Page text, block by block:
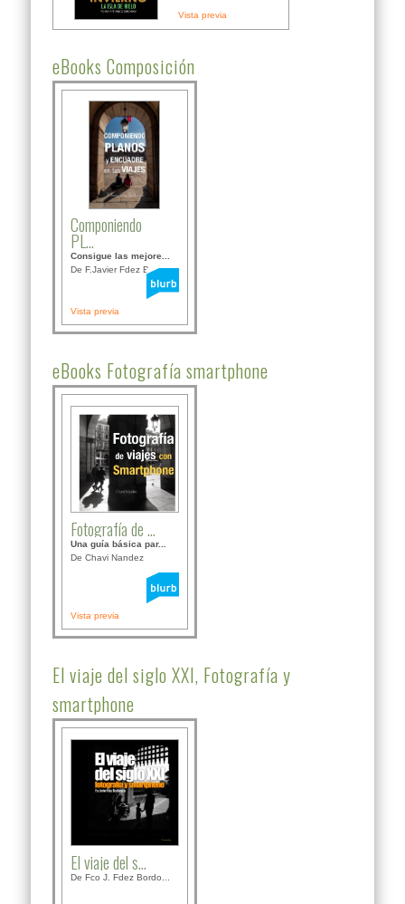
Vista previa
eBooks Composición
Componiendo
PL...
Consigue las mejore...
De F.Javier Fdez Bor...
Vista previa
eBooks Fotografía smartphone
Fotografía de ...
Una guía básica par...
De Chavi Nandez
Vista previa
El viaje del siglo XXI, Fotografía y
smartphone
El viaje del s...
De Fco J. Fdez Bordo...